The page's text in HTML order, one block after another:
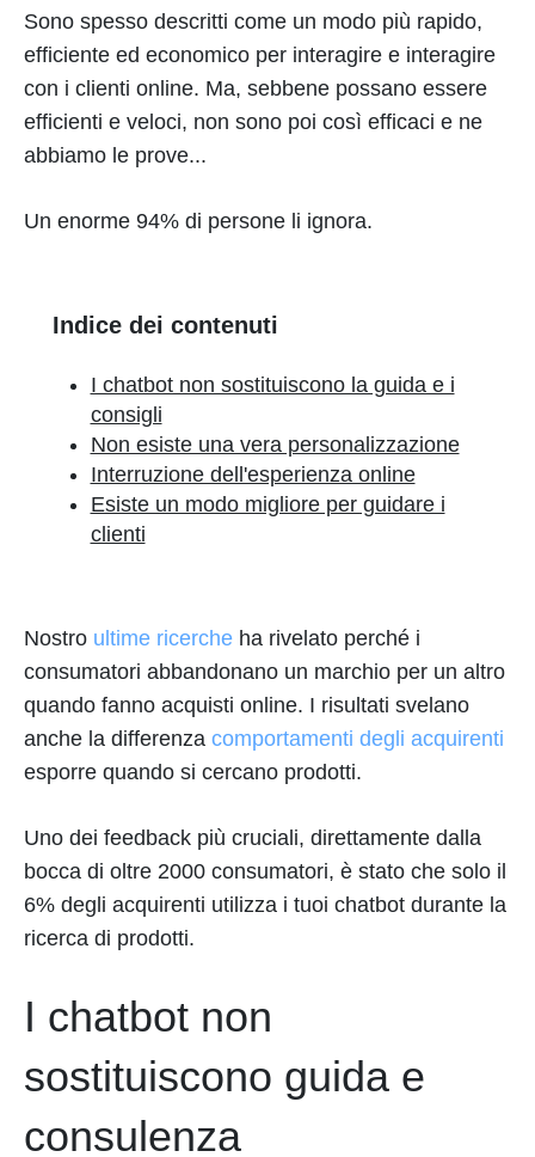
Sono spesso descritti come un modo più rapido,
efficiente ed economico per interagire e interagire
con i clienti online. Ma, sebbene possano essere
efficienti e veloci, non sono poi così efficaci e ne
abbiamo le prove...
Un enorme 94% di persone li ignora.
Indice dei contenuti
I chatbot non sostituiscono la guida e i
consigli
Non esiste una vera personalizzazione
Interruzione dell'esperienza online
Esiste un modo migliore per guidare i
clienti
Nostro ultime ricerche ha rivelato perché i
consumatori abbandonano un marchio per un altro
quando fanno acquisti online. I risultati svelano
anche la differenza comportamenti degli acquirenti
esporre quando si cercano prodotti.
Uno dei feedback più cruciali, direttamente dalla
bocca di oltre 2000 consumatori, è stato che solo il
6% degli acquirenti utilizza i tuoi chatbot durante la
ricerca di prodotti.
I chatbot non
sostituiscono guida e
consulenza